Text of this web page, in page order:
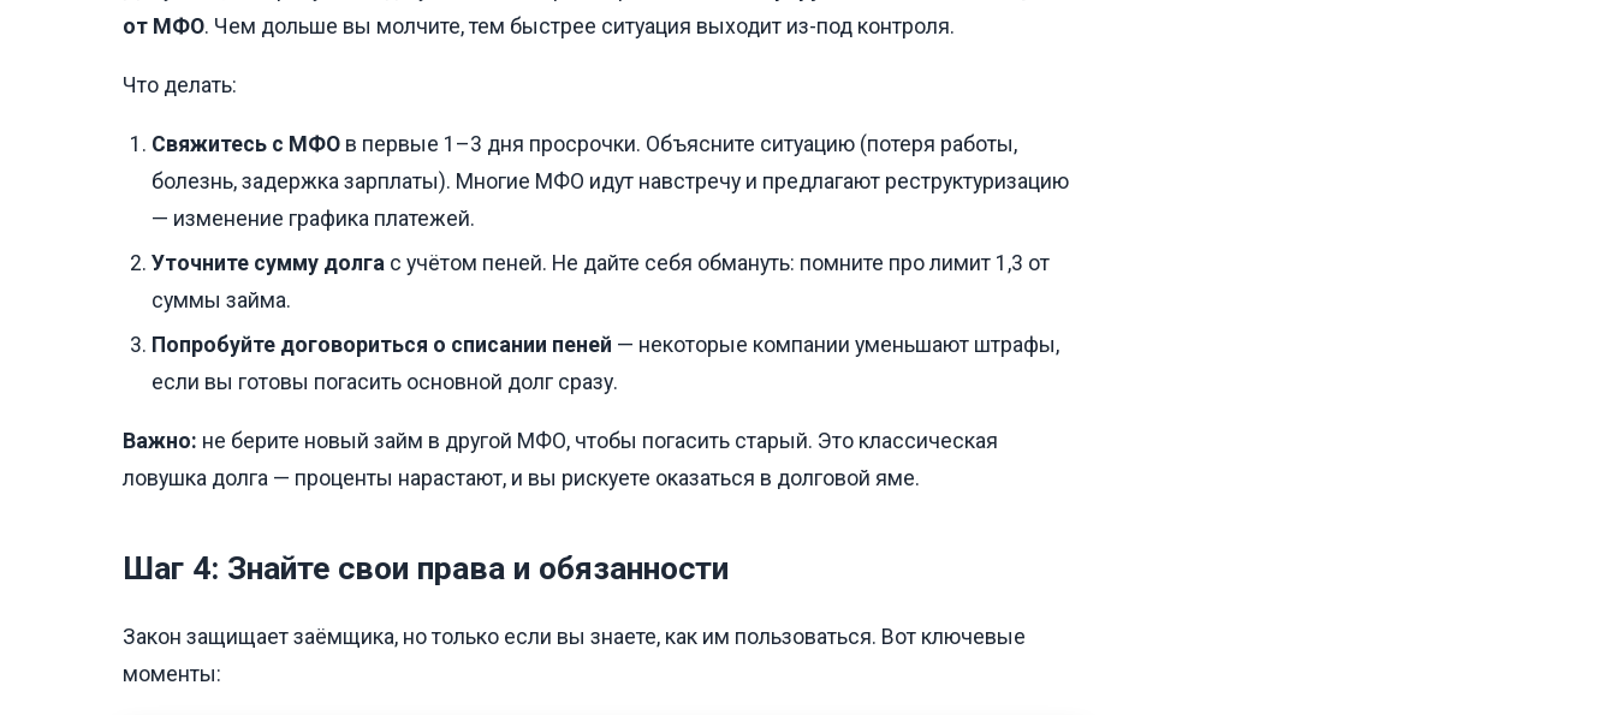
от МФО. Чем дольше вы молчите, тем быстрее ситуация выходит из-под контроля.
Что делать:
Свяжитесь с МФО в первые 1–3 дня просрочки. Объясните ситуацию (потеря работы,
болезнь, задержка зарплаты). Многие МФО идут навстречу и предлагают реструктуризацию
— изменение графика платежей.
Уточните сумму долга с учётом пеней. Не дайте себя обмануть: помните про лимит 1,3 от
суммы займа.
Попробуйте договориться о списании пеней — некоторые компании уменьшают штрафы,
если вы готовы погасить основной долг сразу.
Важно: не берите новый займ в другой МФО, чтобы погасить старый. Это классическая
ловушка долга — проценты нарастают, и вы рискуете оказаться в долговой яме.
Шаг 4: Знайте свои права и обязанности
Закон защищает заёмщика, но только если вы знаете, как им пользоваться. Вот ключевые
моменты: